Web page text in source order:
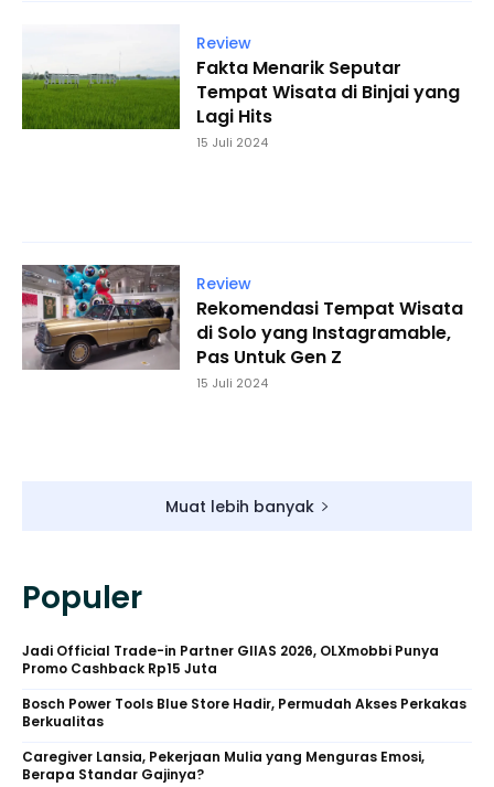
Review
Fakta Menarik Seputar
Tempat Wisata di Binjai yang
Lagi Hits
15 Juli 2024
Review
Rekomendasi Tempat Wisata
di Solo yang Instagramable,
Pas Untuk Gen Z
15 Juli 2024
Muat lebih banyak
Populer
Jadi Official Trade-in Partner GIIAS 2026, OLXmobbi Punya
Promo Cashback Rp15 Juta
Bosch Power Tools Blue Store Hadir, Permudah Akses Perkakas
Berkualitas
Caregiver Lansia, Pekerjaan Mulia yang Menguras Emosi,
Berapa Standar Gajinya?